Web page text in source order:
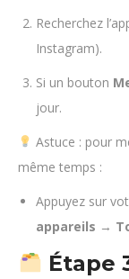
Recherchez
Instagram).
Si un bouton
jour.
Astuce : pour
même temps :
Appuyez sur
appareils →
Étape